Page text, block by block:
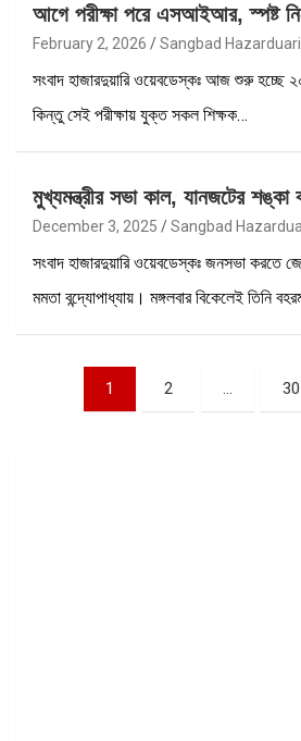
আগে পরীক্ষা পরে এসআইআর, স্পষ্ট
February 2, 2026 Sangbad Hazarduari
সংবাদ হাজারদুয়ারি ওয়েবডেস্কঃ আজ শুরু হচ্ছে
কিন্তু সেই পরীক্ষায় যুক্ত সকল শিক্ষক…
মুখ্যমন্ত্রীর সভা কাল, যানজটের শঙ্কা
December 3, 2025 Sangbad
সংবাদ হাজারদুয়ারি ওয়েবডেস্কঃ জনসভা করতে
মমতা বন্দ্যোপাধ্যায়। মঙ্গলবার বিকেলেই তিনি
pagination
1 2 … 30